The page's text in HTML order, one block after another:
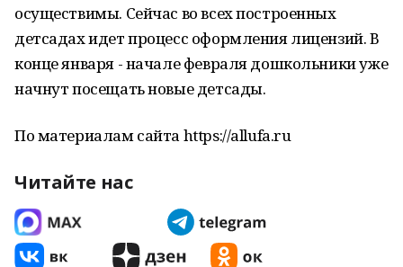
осуществимы. Сейчас во всех построенных
детсадах идет процесс оформления лицензий. В
конце января - начале февраля дошкольники уже
начнут посещать новые детсады.
По материалам сайта https://allufa.ru
Читайте нас